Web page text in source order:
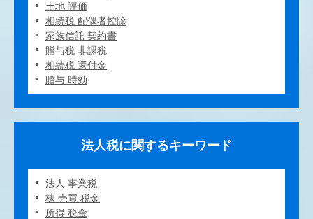
土地 評価
相続税 配偶者控除
家族信託 契約書
贈与税 非課税
相続税 還付金
贈与 時効
法人税に関するキーワード
法人 事業税
株 売買 税金
所得 税金